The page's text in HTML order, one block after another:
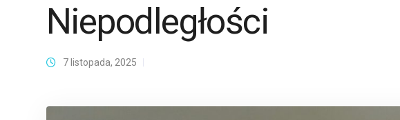
Niepodległości
7 listopada, 2025